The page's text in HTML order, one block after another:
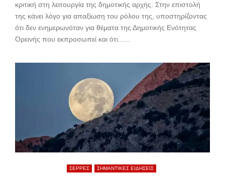
κριτική στη λειτουργία της δημοτικής αρχής. Στην επιστολή
της κάνει λόγο για απαξίωση του ρόλου της, υποστηρίζοντας
ότι δεν ενημερωνόταν για θέματα της Δημοτικής Ενότητας
Ορεινής που εκπροσωπεί και ότι......
ΣΕΡΡΕΣ ΣΗΜΑΝΤΙΚΕΣ ΕΙΔΗΣΕΙΣ